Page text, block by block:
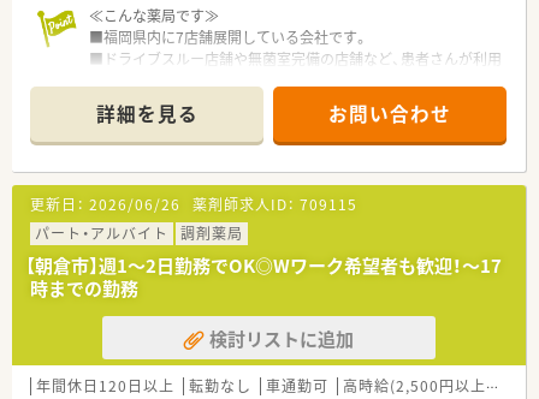
≪こんな薬局です≫
■福岡県内に7店舗展開している会社です。
■ドライブスルー店舗や無菌室完備の店舗など、患者さんが利用
■年に7日程度、日曜勤務もありますが、別途手当を付けていま
す。
詳細を見る お問い合わせ
更新日： 2026/06/26 薬剤師求人ID： 709115
パート・アルバイト
調剤薬局
【朝倉市】週1～2日勤務でOK◎Wワーク希望者も歓迎！～17
時までの勤務
検討リストに追加
年間休日120日以上 転勤なし 車通勤可 高時給(2,500円以上)